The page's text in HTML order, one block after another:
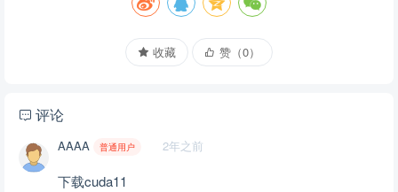
收藏 赞（0）
评论
AAAA 普通用户 2年之前
下载cuda11